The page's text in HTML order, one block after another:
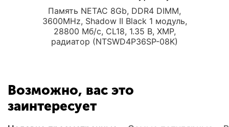
Память NETAC 8Gb, DDR4 DIMM,
3600MHz, Shadow II Black 1 модуль,
28800 Мб/с, CL18, 1.35 В, XMP,
радиатор (NTSWD4P36SP-08K)
Возможно, вас это
заинтересует